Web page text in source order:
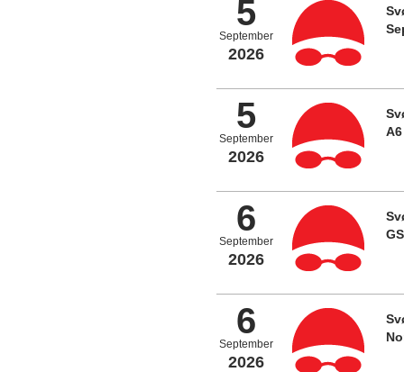
5
September
2026
5
September
2026
6
September
2026
6
September
2026